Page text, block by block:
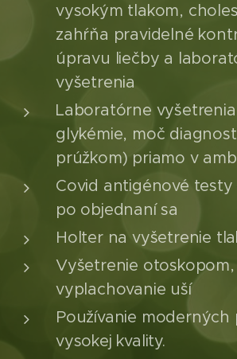
vysokým tlakom,
zahŕňa pravidelné
úpravu liečby a
vyšetrenia
Laboratórne vyšetrenia
glykémie, moč
prúžkom) priamo v
Covid antigénové
po objednaní sa
Holter na vyšetrenie
Vyšetrenie otoskopom,
vyplachovanie uší
Používanie moderných
vysokej kvality.